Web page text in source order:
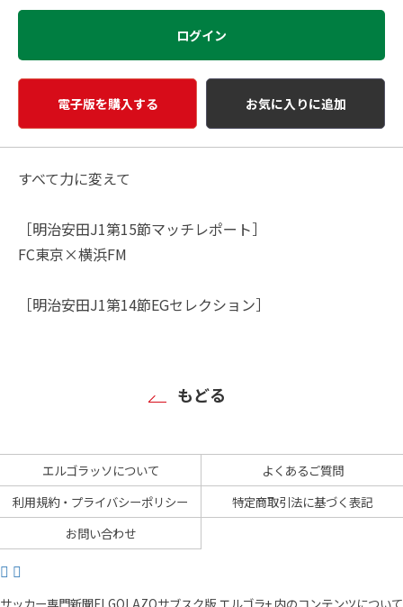
ログイン
電子版を購入する お気に入りに追加
すべて力に変えて
［明治安田J1第15節マッチレポート］
FC東京×横浜FM
［明治安田J1第14節EGセレクション］
もどる
エルゴラッソについて
よくあるご質問
利用規約・プライバシーポリシー
特定商取引法に基づく表記
お問い合わせ
サッカー専門新聞ELGOLAZOサブスク版 エルゴラ+ 内のコンテンツについて